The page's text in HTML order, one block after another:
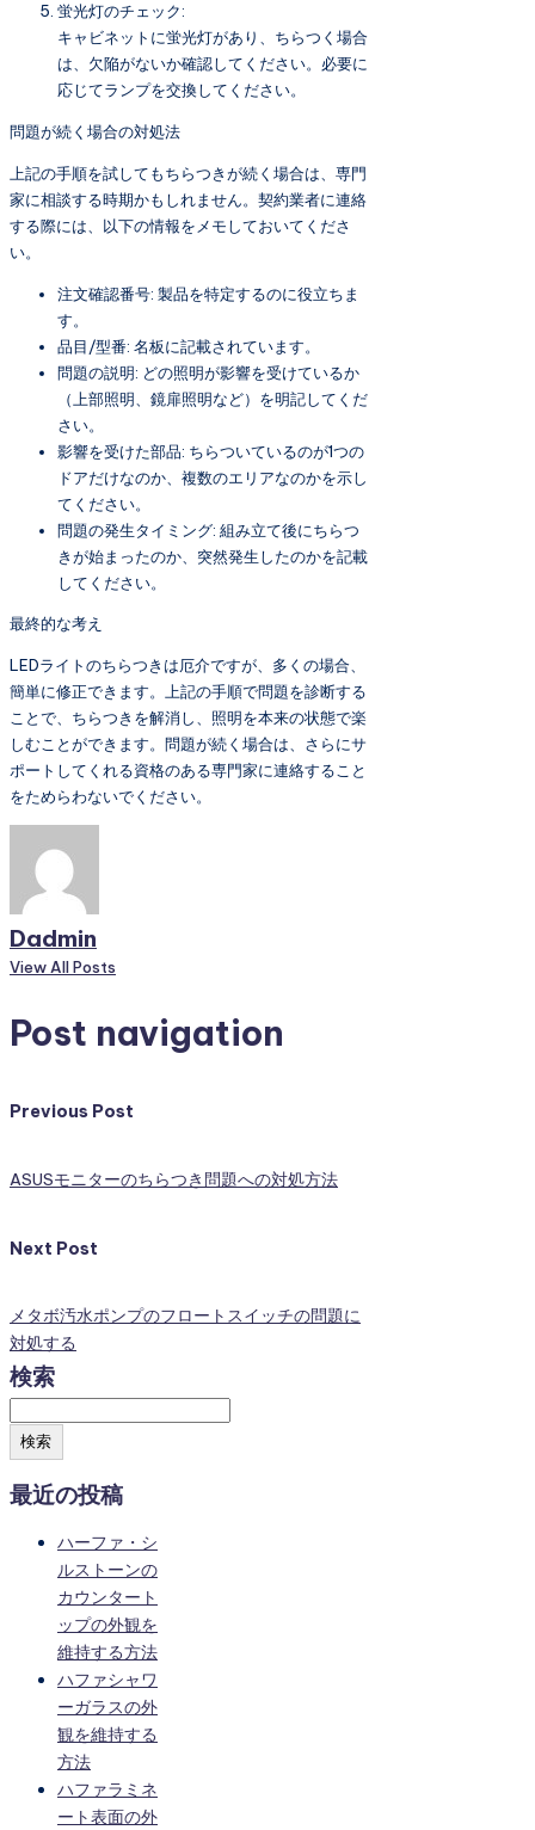
蛍光灯のチェック:
キャビネットに蛍光灯があり、ちらつく場合
は、欠陥がないか確認してください。必要に
応じてランプを交換してください。
問題が続く場合の対処法
上記の手順を試してもちらつきが続く場合は、専門
家に相談する時期かもしれません。契約業者に連絡
する際には、以下の情報をメモしておいてくださ
い。
注文確認番号: 製品を特定するのに役立ちま
す。
品目/型番: 名板に記載されています。
問題の説明: どの照明が影響を受けているか
（上部照明、鏡扉照明など）を明記してくだ
さい。
影響を受けた部品: ちらついているのが1つの
ドアだけなのか、複数のエリアなのかを示し
てください。
問題の発生タイミング: 組み立て後にちらつ
きが始まったのか、突然発生したのかを記載
してください。
最終的な考え
LEDライトのちらつきは厄介ですが、多くの場合、
簡単に修正できます。上記の手順で問題を診断する
ことで、ちらつきを解消し、照明を本来の状態で楽
しむことができます。問題が続く場合は、さらにサ
ポートしてくれる資格のある専門家に連絡すること
をためらわないでください。
Dadmin
View All Posts
Post navigation
Previous Post
ASUSモニターのちらつき問題への対処方法
Next Post
メタボ汚水ポンプのフロートスイッチの問題に
対処する
検索
検索
最近の投稿
ハーファ・シ
ルストーンの
カウンタート
ップの外観を
維持する方法
ハファシャワ
ーガラスの外
観を維持する
方法
ハファラミネ
ート表面の外